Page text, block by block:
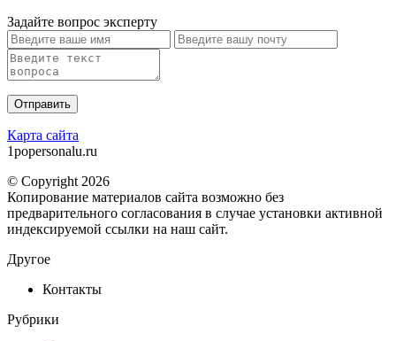
Задайте вопрос эксперту
Карта сайта
1popersonalu.ru
© Copyright 2026
Копирование материалов сайта возможно без
предварительного согласования в случае установки активной
индексируемой ссылки на наш сайт.
Другое
Контакты
Рубрики